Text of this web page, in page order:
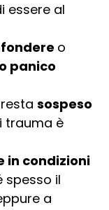
essere al
o
panico
sospeso
trauma è
in condizioni
spesso il
a